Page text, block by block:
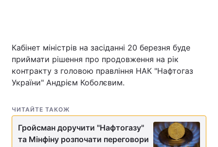
Кабінет міністрів на засіданні 20 березня буде
приймати рішення про продовження на рік
контракту з головою правління НАК "Нафтогаз
України" Андрієм Коболєвим.
ЧИТАЙТЕ ТАКОЖ
Гройсман доручити "Нафтогазу"
та Мінфіну розпочати переговори